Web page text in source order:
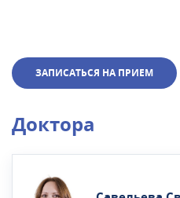
ЗАПИСАТЬСЯ НА ПРИЕМ
Доктора